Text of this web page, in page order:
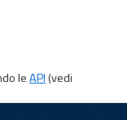
leAPI(vedi